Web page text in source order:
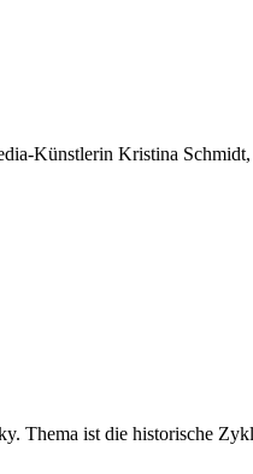
Künstlerin Kristina
Thema ist die historische